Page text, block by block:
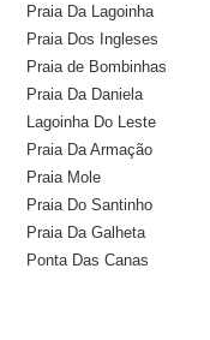
Praia Da Lagoinha
Praia Dos Ingleses
Praia de Bombinhas
Praia Da Daniela
Lagoinha Do Leste
Praia Da Armação
Praia Mole
Praia Do Santinho
Praia Da Galheta
Ponta Das Canas